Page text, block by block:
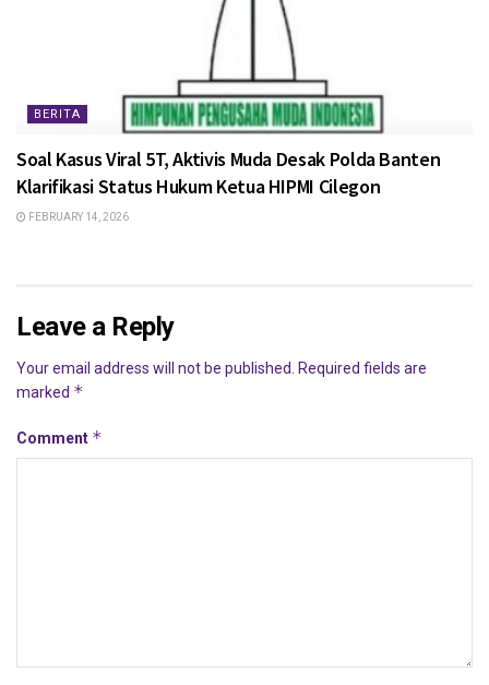
BERITA
Soal Kasus Viral 5T, Aktivis Muda Desak Polda Banten
Klarifikasi Status Hukum Ketua HIPMI Cilegon
FEBRUARY 14, 2026
Leave a Reply
Your email address will not be published. Required fields are
marked *
Comment *